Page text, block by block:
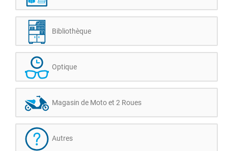
Bibliothèque
Optique
Magasin de Moto et 2 Roues
Autres